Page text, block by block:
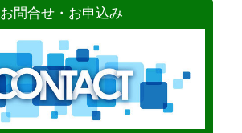
お問合せ・お申込み